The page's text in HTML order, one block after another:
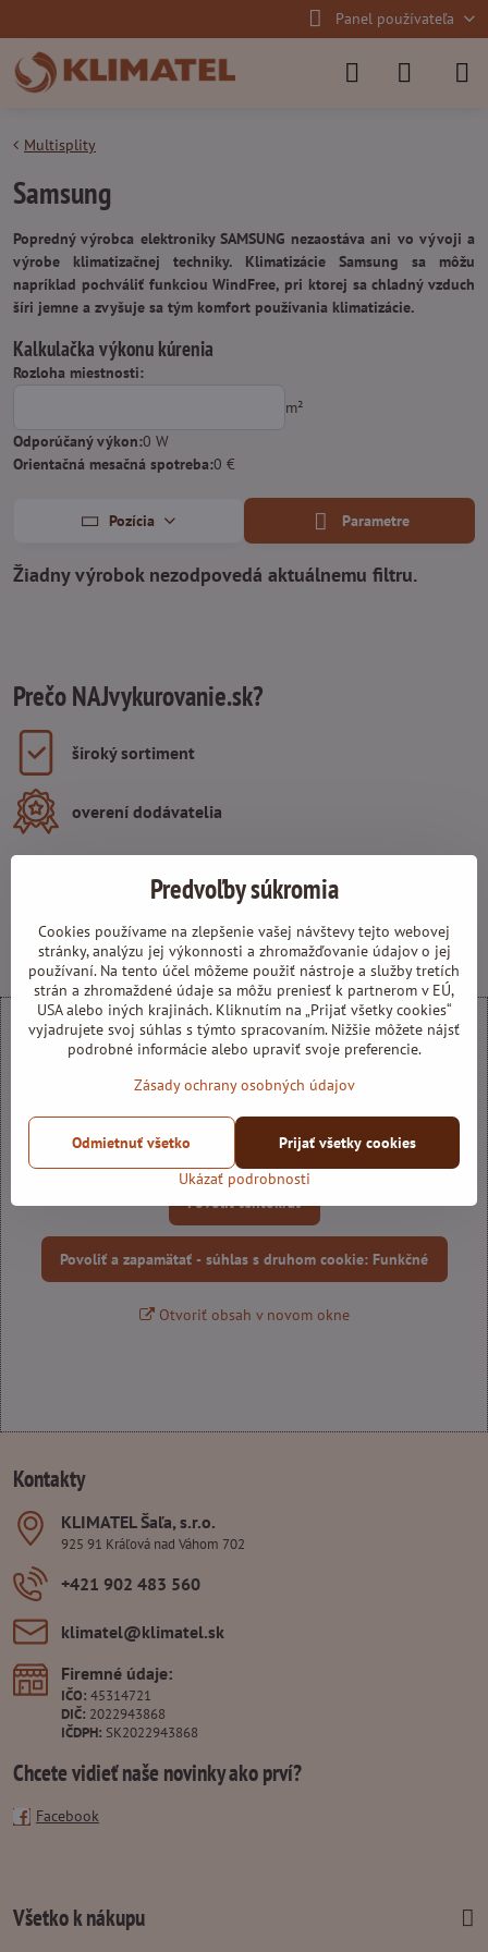
Panel používateľa
Multisplity
Samsung
Popredný výrobca elektroniky SAMSUNG nezaostáva ani vo vývoji a
výrobe klimatizačnej techniky. Klimatizácie Samsung sa môžu
napríklad pochváliť funkciou WindFree, pri ktorej sa chladný vzduch
šíri jemne a zvyšuje sa tým komfort používania klimatizácie.
Kalkulačka výkonu kúrenia
Rozloha miestnosti:
m²
Odporúčaný výkon:0 W
Orientačná mesačná spotreba:0 €
Pozícia Parametre
Prečo NAJvykurovanie.sk?
široký sortiment
overení dodávatelia
15 rokov skúseností
Externý obsah je blokovaný Voľbami súkromia
Prajete si načítať externý obsah?
Povoliť tentokrát
Povoliť a zapamätať - súhlas s druhom cookie: Funkčné
Otvoriť obsah v novom okne
Kontakty
KLIMATEL Šaľa, s​.r​.o​.
925 91 Kráľová nad Váhom 702
+421 902 483 560
klimatel​@klimatel​.sk
Firemné údaje:
IČO: 45314721
DIČ: 2022943868
IČDPH: SK2022943868
Chcete vidieť naše novinky ako prví?
Facebook
Všetko k nákupu
Predvoľby súkromia
Cookies používame na zlepšenie vašej návštevy tejto webovej
stránky, analýzu jej výkonnosti a zhromažďovanie údajov o jej
používaní. Na tento účel môžeme použiť nástroje a služby tretích
strán a zhromaždené údaje sa môžu preniesť k partnerom v EÚ,
USA alebo iných krajinách. Kliknutím na „Prijať všetky cookies“
vyjadrujete svoj súhlas s týmto spracovaním. Nižšie môžete nájsť
podrobné informácie alebo upraviť svoje preferencie.
Zásady ochrany osobných údajov
Ukázať podrobnosti
Prijať všetky cookies
Odmietnuť všetko